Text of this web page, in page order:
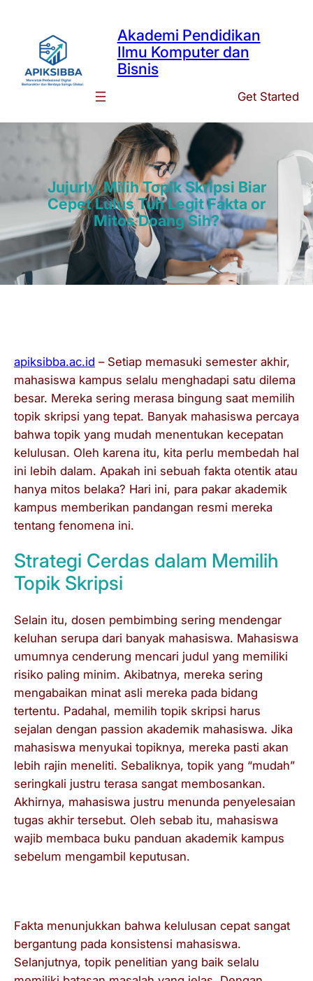
content
Akademi Pendidikan
Ilmu Komputer dan
Bisnis
Get Started
Jujurly, Milih Topik Skripsi Biar
Cepet Lulus Tuh Legit Fakta or
Mitos Doang Sih?
apiksibba.ac.id – Setiap memasuki semester akhir,
mahasiswa kampus selalu menghadapi satu dilema
besar. Mereka sering merasa bingung saat memilih
topik skripsi yang tepat. Banyak mahasiswa percaya
bahwa topik yang mudah menentukan kecepatan
kelulusan. Oleh karena itu, kita perlu membedah hal
ini lebih dalam. Apakah ini sebuah fakta otentik atau
hanya mitos belaka? Hari ini, para pakar akademik
kampus memberikan pandangan resmi mereka
tentang fenomena ini.
Strategi Cerdas dalam Memilih
Topik Skripsi
Selain itu, dosen pembimbing sering mendengar
keluhan serupa dari banyak mahasiswa. Mahasiswa
umumnya cenderung mencari judul yang memiliki
risiko paling minim. Akibatnya, mereka sering
mengabaikan minat asli mereka pada bidang
tertentu. Padahal, memilih topik skripsi harus
sejalan dengan passion akademik mahasiswa. Jika
mahasiswa menyukai topiknya, mereka pasti akan
lebih rajin meneliti. Sebaliknya, topik yang “mudah”
seringkali justru terasa sangat membosankan.
Akhirnya, mahasiswa justru menunda penyelesaian
tugas akhir tersebut. Oleh sebab itu, mahasiswa
wajib membaca buku panduan akademik kampus
sebelum mengambil keputusan.
Fakta menunjukkan bahwa kelulusan cepat sangat
bergantung pada konsistensi mahasiswa.
Selanjutnya, topik penelitian yang baik selalu